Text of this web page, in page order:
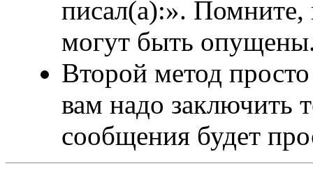
писал(а):».
могут быть
Второй метод
вам надо заключить
сообщения будет